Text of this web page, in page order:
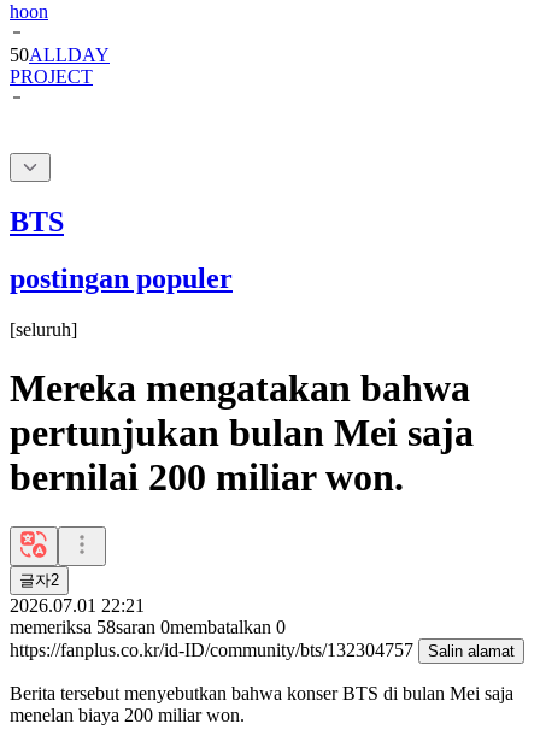
50ALLDAY
PROJECT
BTS
postingan populer
[seluruh]
Mereka mengatakan bahwa
pertunjukan bulan Mei saja
bernilai 200 miliar won.
글자2
2026.07.01 22:21
memeriksa 58saran 0membatalkan 0
https://fanplus.co.kr/id-ID/community/bts/132304757
Salin alamat
Berita tersebut menyebutkan bahwa konser BTS di bulan Mei saja
menelan biaya 200 miliar won.